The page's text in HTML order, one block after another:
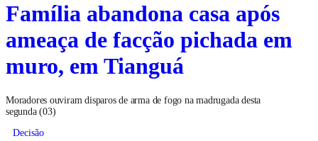
Família abandona casa após
ameaça de facção pichada em
muro, em Tianguá
Moradores ouviram disparos de arma de fogo na madrugada desta
segunda (03)
Decisão